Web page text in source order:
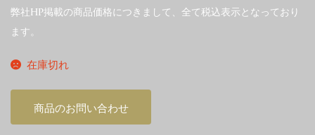
弊社HP掲載の商品価格につきまして、全て税込表示となっており
ます。
在庫切れ
商品のお問い合わせ